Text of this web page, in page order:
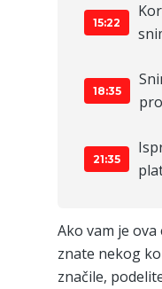
15:22
18:35
21:35
Ako vam je
znate nekog
značile,